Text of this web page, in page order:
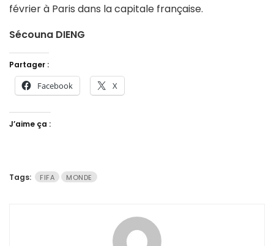
février à Paris dans la capitale française.
Sécouna DIENG
Partager :
Facebook X
J’aime ça :
Tags: FIFA MONDE